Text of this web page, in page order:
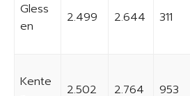
Gless
en
2.499 2.644 311
Kente
2.502 2.764 953